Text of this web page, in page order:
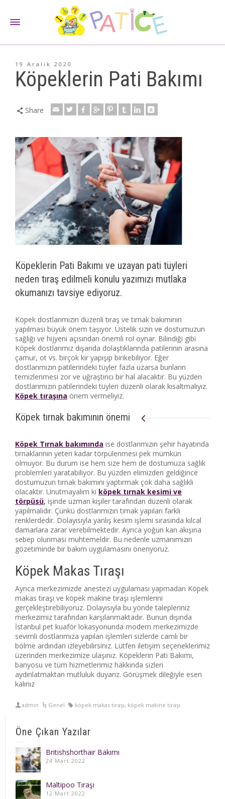
19 Aralık 2020
Köpeklerin Pati Bakımı
Share
Köpeklerin Pati Bakımı ve uzayan pati tüyleri
neden tıraş edilmeli konulu yazımızı mutlaka
okumanızı tavsiye ediyoruz.
Köpek dostlarımızın düzenli tıraş ve tırnak bakımının
yapılması büyük önem taşıyor. Üstelik sizin ve dostumuzun
sağlığı ve hijyeni açısından önemli rol oynar. Bilindiği gibi
Köpek dostlarımız dışarıda dolaştıklarında patilerinin arasına
çamur, ot vs. birçok kir yapışıp birikebiliyor. Eğer
dostlarımızın patilerindeki tüyler fazla uzarsa bunların
temizlenmesi zor ve uğraştırıcı bir hal alacaktır. Bu yüzden
dostlarımızın patilerindeki tüyleri düzenli olarak kısaltmalıyız.
Köpek tıraşına önem vermeliyiz.
Köpek tırnak bakımının önemi
Köpek Tırnak bakımında ise dostlarımızın şehir hayatında
tırnaklarının yeteri kadar törpülenmesi pek mümkün
olmuyor. Bu durum ise hem size hem de dostumuza sağlık
problemleri yaratabiliyor. Bu yüzden elimizden geldiğince
dostumuzun tırnak bakımını yaptırmak çok daha sağlıklı
olacaktır. Unutmayalım ki köpek tırnak kesimi ve
törpüsü, işinde uzman kişiler tarafından düzenli olarak
yapılmalıdır. Çünkü dostlarımızın tırnak yapıları farklı
renklerdedir. Dolayısıyla yanlış kesim işlemi sırasında kılcal
damarlara zarar verebilmektedir. Ayrıca yoğun kan akışına
sebep olunması muhtemeldir. Bu nedenle uzmanımızın
gözetiminde bir bakım uygulamasını öneriyoruz.
Köpek Makas Tıraşı
Ayrıca merkezimizde anestezi uygulaması yapmadan Köpek
makas tıraşı ve köpek makine tıraşı işlemlerini
gerçekleştirebiliyoruz. Dolayısıyla bu yönde talepleriniz
merkezimiz tarafından karşılanmaktadır. Bunun dışında
İstanbul pet kuaför lokasyonunda modern merkezimizde
sevimli dostlarımıza yapılan işlemleri sizlerde camlı bir
bölme ardından izleyebilirsiniz. Lütfen iletişim seçeneklerimiz
üzerinden merkezimize ulaşınız. Köpeklerin Pati Bakımı,
banyosu ve tüm hizmetlerimiz hakkında sizleri
aydınlatmaktan mutluluk duyarız. Görüşmek dileğiyle esen
kalınız
admin Genel köpek makas tıraşı, köpek makine tıraşı
Öne Çıkan Yazılar
Britishshorthair Bakımı
24 Mart 2022
Maltipoo Tıraşı
12 Mart 2022